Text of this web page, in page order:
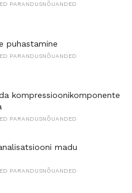
PARANDUSNÕUANDED
puhastamine
PARANDUSNÕUANDED
kompressioonikomponente
PARANDUSNÕUANDED
madu
PARANDUSNÕUANDED